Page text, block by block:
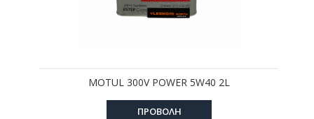
MOTUL 300V POWER 5W40 2L
ΠΡΟΒΟΛΗ